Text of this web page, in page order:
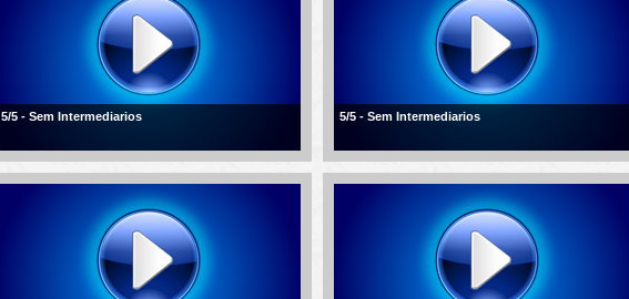
5/5 - Sem Intermediarios 5/5 - Sem Intermediarios